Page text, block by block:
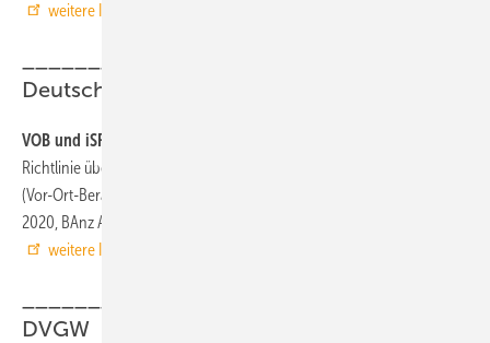
weitere Infos auf www.beuth.de
Deutschland
VOB und iSFP
Richtlinie über die Förderung der Energieberatung für Wohngebäude
(Vor-Ort-Beratung, individueller Sanierungsfahrplan) vom 28. Januar
2020, BAnz AT vom 04. Februar 2020 B1
weitere Infos auf www.bundesanzeiger.de
DVGW